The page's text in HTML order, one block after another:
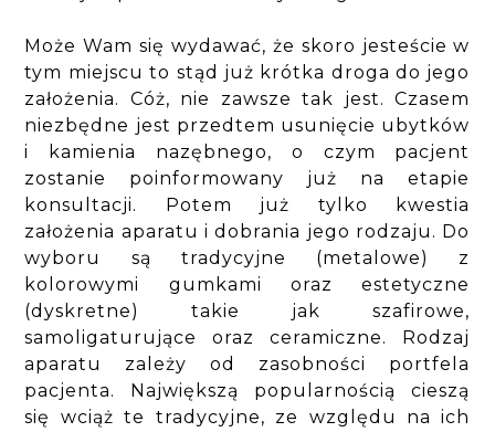
Może Wam się wydawać, że skoro jesteście w
tym miejscu to stąd już krótka droga do jego
założenia. Cóż, nie zawsze tak jest. Czasem
niezbędne jest przedtem usunięcie ubytków
i kamienia nazębnego, o czym pacjent
zostanie poinformowany już na etapie
konsultacji. Potem już tylko kwestia
założenia aparatu i dobrania jego rodzaju. Do
wyboru są tradycyjne (metalowe) z
kolorowymi gumkami oraz estetyczne
(dyskretne) takie jak szafirowe,
samoligaturujące oraz ceramiczne. Rodzaj
aparatu zależy od zasobności portfela
pacjenta. Największą popularnością cieszą
się wciąż te tradycyjne, ze względu na ich